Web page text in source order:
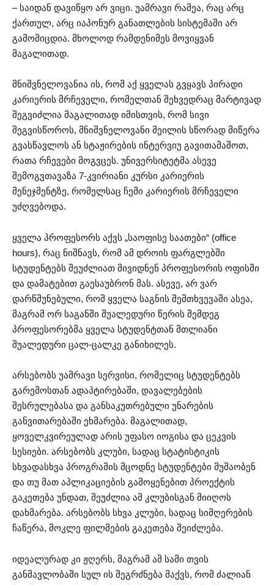
– საიდან დავიწყო არ ვიცი. უამრავი რამეა, რაც არც
ქართულ, არც იაპონურ განათლების სისტემაში არ
გამომიცდია. მხოლოდ რამდენიმეს მოვიყვან
მაგალითად.
მნიშვნელოვანია ის, რომ აქ ყველას გვყავს პირადი
კარიერის მრჩეველი, რომელთან შეხვედრაც მარტივად
შეგვიძლია მაგალითად იმისთვის, რომ სივი
შეგვისწოროს, მნიშვნელოვანი მეილის სწორად მიწერა
გვასწავლოს ან სტაჟირების ინტერვიუ გავითამაშოთ,
რათა რჩევები მოგვცეს. უნივერსიტეტმა ასევე
შემოგვთავაზა 7-კვირიანი კურსი კარიერის
მენეჯმენტზე, რომელსაც ჩემი კარიერის მრჩეველი
უძღვებოდა.
ყველა პროფესორს აქვს „საოფისე საათები“ (office
hours), რაც ნიშნავს, რომ ამ დროის ფარგლებში
სტუდენტებს შეუძლიათ მივიდნენ პროფესორის ოფისში
და დამატებით გაესაუბრონ მას. ასევე, არ ვარ
დარწმუნებული, რომ ყველა საგნის შემთხვევაში ასეა,
მაგრამ ორ საგანში შუალედური წერის შემდეგ
პროფესორებმა ყველა სტუდენტთან მთლიანი
შუალედური ცალ-ცალკე განიხილეს.
არსებობს უამრავი სერვისი, რომელიც სტუდენტებს
გარემოსთან ადაპტირებაში, დავალებების
შესრულებასა და განსაკუთრებული უნარების
განვითარებაში ეხმარება. მაგალითად,
ყოველკვირეულად არის უფასო იოგისა და ცეკვის
სესიები. არსებობს კლუბი, სადაც სტატისტიკის
სხვადასხვა პროგრამის მცოდნე სტუდენტები მუშაობენ
და თუ მათ აპლიკაციების გამოყენებით პროექტის
გაკეთება უნდათ, შეუძლია ამ კლუბისგან მიიღოს
დახმარება. არსებობს სხვა კლუბი, სადაც სიმღერების
ჩაწერა, მოკლე ფილმების გაკეთება შეიძლება.
იდეალურად კი ჟღერს, მაგრამ ამ სამი თვის
განმავლობაში სულ ის შეგრძნება მაქვს, რომ ძალიან